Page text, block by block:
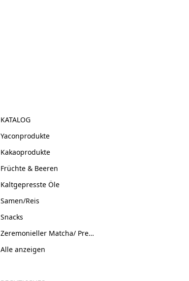
KATALOG
Yaconprodukte
Kakaoprodukte
Früchte & Beeren
Kaltgepresste Öle
Samen/Reis
Snacks
Zeremonieller Matcha/ Premium Tee
Alle anzeigen